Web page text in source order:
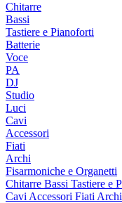
Chitarre
Bassi
Tastiere e Pianoforti
Batterie
Voce
PA
DJ
Studio
Luci
Cavi
Accessori
Fiati
Archi
Fisarmoniche e Organetti
Chitarre Bassi Tastiere e
Cavi Accessori Fiati Archi